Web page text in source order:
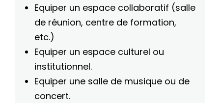
Equiper un espace collaboratif (salle
de réunion, centre de formation,
etc.)
Equiper un espace culturel ou
institutionnel.
Equiper une salle de musique ou de
concert.